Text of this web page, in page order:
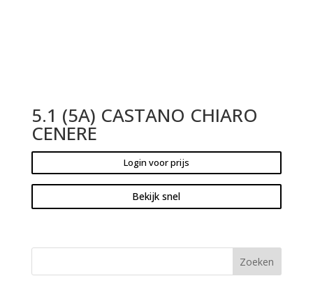
5.1 (5A) CASTANO CHIARO
CENERE
Login voor prijs
Bekijk snel